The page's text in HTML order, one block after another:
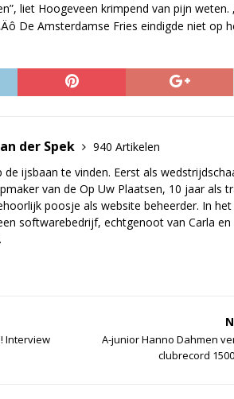
liet Hoogeveen krimpend van pijn weten.
De Amsterdamse Fries eindigde niet op
der Spek
940 Artikelen
de ijsbaan te vinden. Eerst als
van de Op Uw Plaatsen, 10 jaar als
poosje als website beheerder. In het
softwarebedrijf, echtgenoot van Carla en
Interview
A-junior Hanno Dahmen
clubrecord